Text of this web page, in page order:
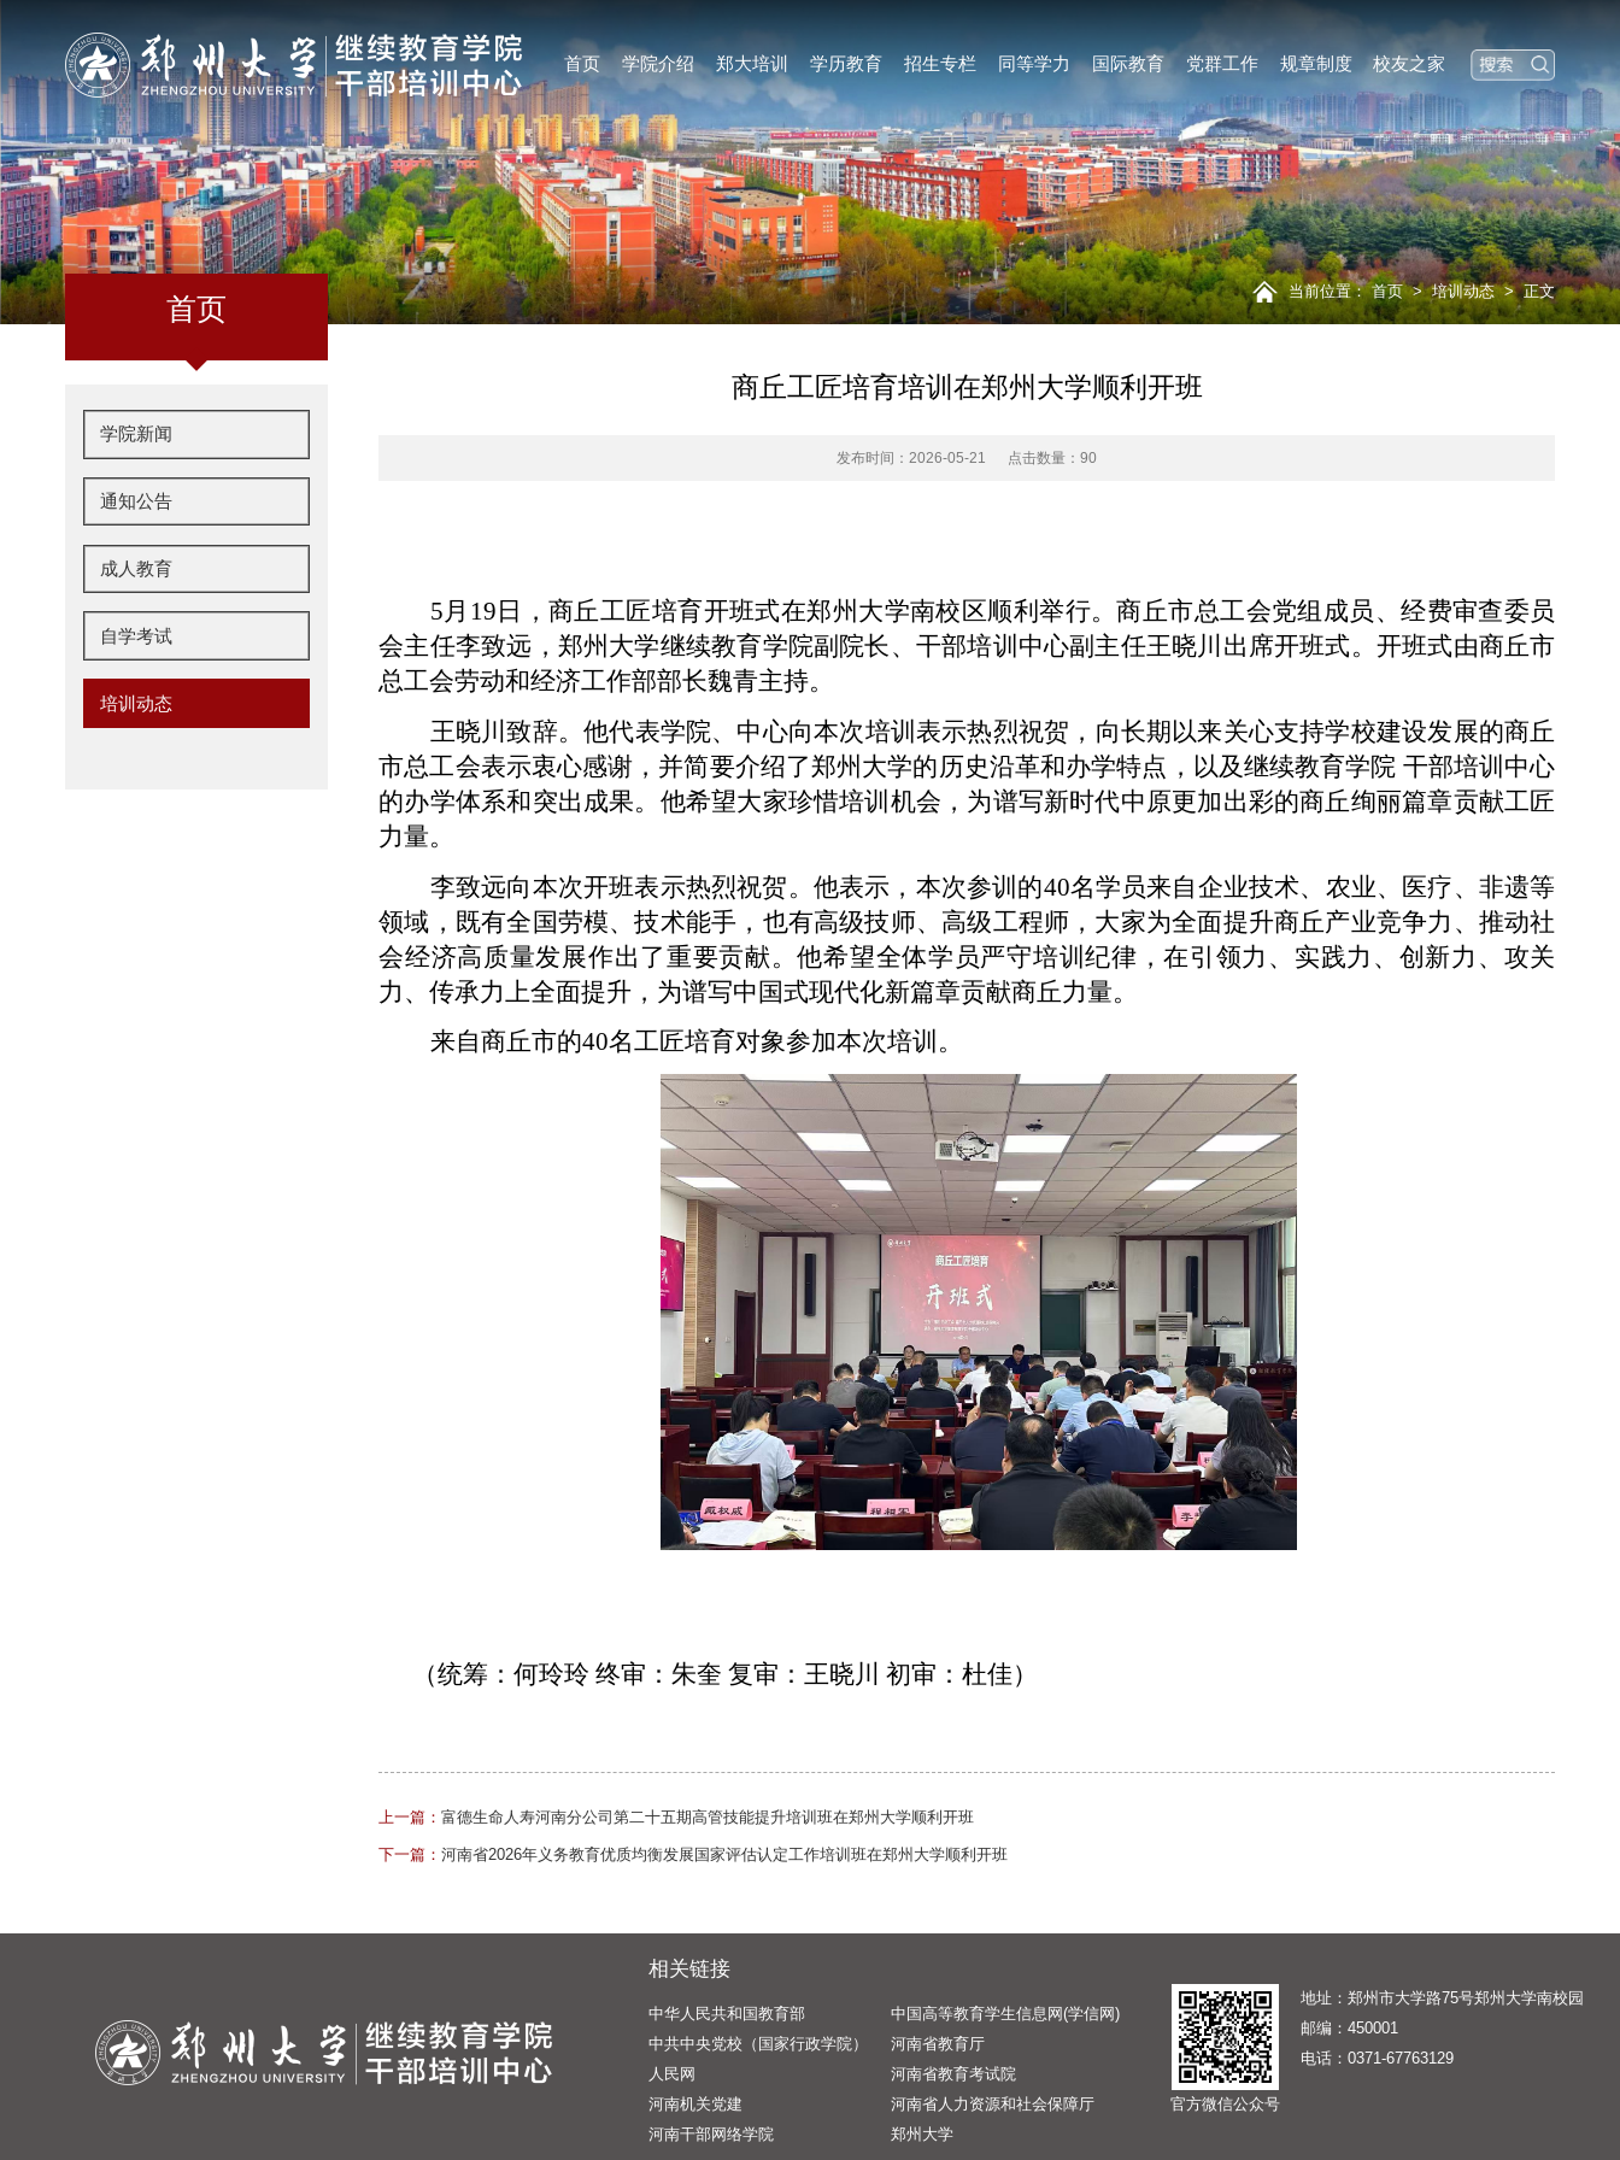
首页 学院介绍 郑大培训 学历教育 招生专栏 同等学力 国际教育 党群工作 规章制度 校友之家
当前位置： 首页 >培训动态>正文
首页
学院新闻
通知公告
成人教育
自学考试
培训动态
商丘工匠培育培训在郑州大学顺利开班
发布时间：2026-05-21 点击数量：90
5月19日，商丘工匠培育开班式在郑州大学南校区顺利举行。商丘市总工会党组成员、经费审查委员
会主任李致远，郑州大学继续教育学院副院长、干部培训中心副主任王晓川出席开班式。开班式由商丘市
总工会劳动和经济工作部部长魏青主持。
王晓川致辞。他代表学院、中心向本次培训表示热烈祝贺，向长期以来关心支持学校建设发展的商丘
市总工会表示衷心感谢，并简要介绍了郑州大学的历史沿革和办学特点，以及继续教育学院 干部培训中心
的办学体系和突出成果。他希望大家珍惜培训机会，为谱写新时代中原更加出彩的商丘绚丽篇章贡献工匠
力量。
李致远向本次开班表示热烈祝贺。他表示，本次参训的40名学员来自企业技术、农业、医疗、非遗等
领域，既有全国劳模、技术能手，也有高级技师、高级工程师，大家为全面提升商丘产业竞争力、推动社
会经济高质量发展作出了重要贡献。他希望全体学员严守培训纪律，在引领力、实践力、创新力、攻关
力、传承力上全面提升，为谱写中国式现代化新篇章贡献商丘力量。
来自商丘市的40名工匠培育对象参加本次培训。
（统筹：何玲玲 终审：朱奎 复审：王晓川 初审：杜佳）
上一篇：富德生命人寿河南分公司第二十五期高管技能提升培训班在郑州大学顺利开班
下一篇：河南省2026年义务教育优质均衡发展国家评估认定工作培训班在郑州大学顺利开班
相关链接
中华人民共和国教育部
中国高等教育学生信息网(学信网)
中共中央党校（国家行政学院）
河南省教育厅
人民网
河南省教育考试院
河南机关党建
河南省人力资源和社会保障厅
河南干部网络学院
郑州大学
官方微信公众号
地址：郑州市大学路75号郑州大学南校园
邮编：450001
电话： 0371-67763129